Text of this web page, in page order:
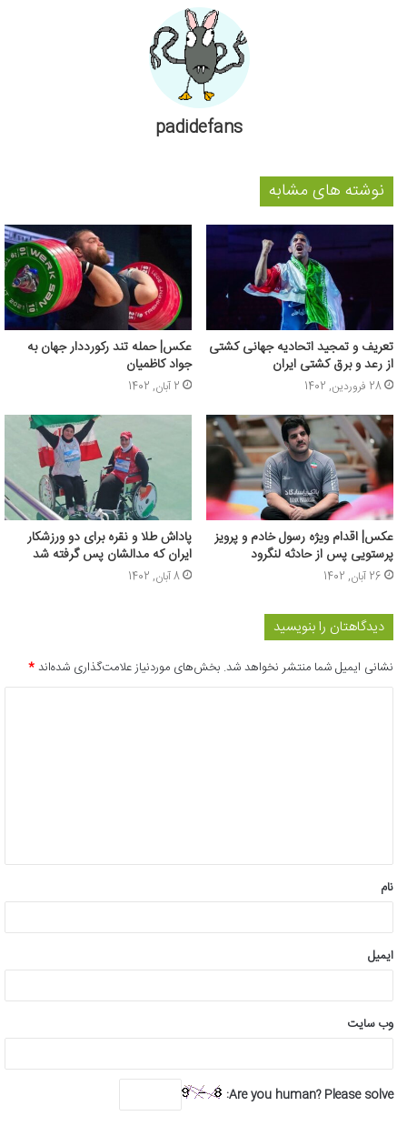
padidefans
نوشته های مشابه
تعریف و تمجید اتحادیه جهانی کشتی
از رعد و برق کشتی ایران
28 فروردین, 1402
عکس| حمله تند رکورددار جهان به
جواد کاظمیان
2 آبان, 1402
عکس‌| اقدام ویژه رسول خادم و پرویز
پرستویی پس از حادثه لنگرود
26 آبان, 1402
پاداش طلا و نقره برای دو ورزشکار
ایران که مدالشان پس گرفته شد
8 آبان, 1402
دیدگاهتان را بنویسید
نشانی ایمیل شما منتشر نخواهد شد. بخش‌های موردنیاز علامت‌گذاری شده‌اند*
*
نام
ایمیل
وب‌ سایت
Are you human? Please solve: